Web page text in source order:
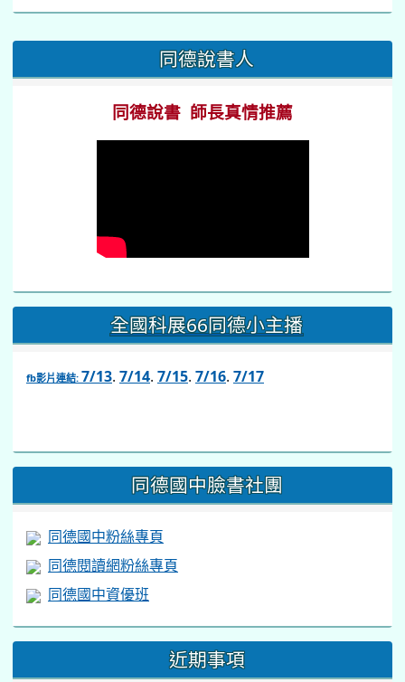
::: 同德說書人
同德說書 師長真情推薦
全國科展66同德小主播
fb影片連結: 7/13. 7/14. 7/15. 7/16. 7/17
https://www.facebook.com/share/v/1BsLSkstia/
同德國中臉書社團
同德國中粉絲專頁
同德閱讀網粉絲專頁
同德國中資優班
近期事項